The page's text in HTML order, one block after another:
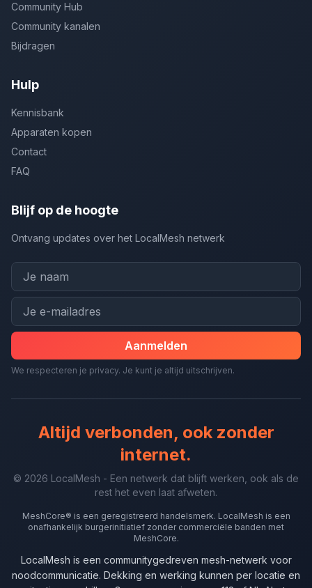
Community Hub
Community kanalen
Bijdragen
Hulp
Kennisbank
Apparaten kopen
Contact
FAQ
Blijf op de hoogte
Ontvang updates over het LocalMesh netwerk
Aanmelden
We respecteren je privacy. Je kunt je altijd uitschrijven.
Altijd verbonden, ook zonder
internet.
© 2026 LocalMesh - Een netwerk dat blijft werken, ook als de
rest het even laat afweten.
MeshCore® is een geregistreerd handelsmerk. LocalMesh is een
onafhankelijk burgerinitiatief zonder commerciële banden met
MeshCore.
LocalMesh is een communitygedreven mesh-netwerk voor
noodcommunicatie. Dekking en werking kunnen per locatie en